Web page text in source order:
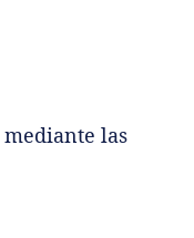
mediante las